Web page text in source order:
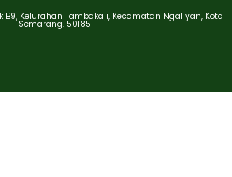
B9, Kelurahan Tambakaji, Kecamatan Ngaliyan, Kota
Semarang. 50185